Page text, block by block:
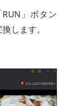
」ボタン
します。